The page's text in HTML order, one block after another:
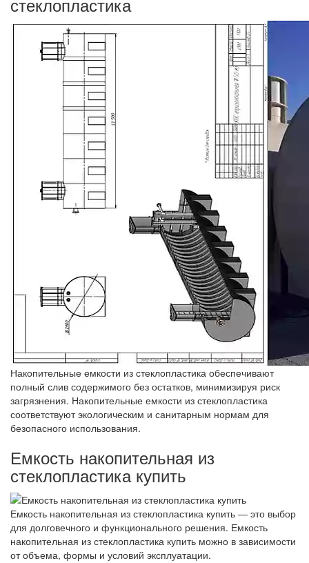
Накопительные емкости из стеклопластика обеспечивают
полный слив содержимого без остатков, минимизируя риск
загрязнения. Накопительные емкости из стеклопластика
соответствуют экологическим и санитарным нормам для
безопасного использования.
Емкость накопительная из
стеклопластика купить
Емкость накопительная из стеклопластика купить — это выбор
для долговечного и функционального решения. Емкость
накопительная из стеклопластика купить можно в зависимости
от объема, формы и условий эксплуатации.